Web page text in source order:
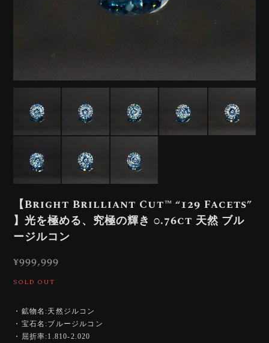
【Bright Brilliant Cut™️ “129 Facets”
】光を極める、究極の輝き 0.76ct 天然 ブル
ージルコン
¥999,999
SOLD OUT
・鉱物名:天然ジルコン
・宝石名:ブルージルコン
・屈折率:1.810-2.020